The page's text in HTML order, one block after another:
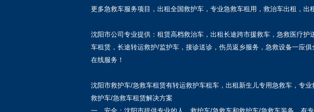
更多急救车服务项目，出租全国救护车，专业急救车租用，救治车出租，
沈阳市公司专业提供：租赁高档救治车，出租长途跨市援救车，急救医疗
车租赁，长途转运救护/监护车，接诊送诊，伤员返乡服务，急救设备一应
在线服务！
沈阳市救护车/急救车租赁有转运救护车租车，出租新生儿专用急救车，专
救护车/急救车租赁解决方案